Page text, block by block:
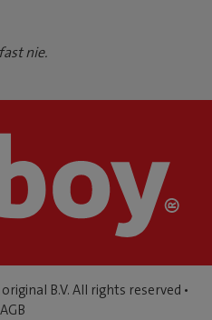
nie.
B.V. All rights reserved •
AGB